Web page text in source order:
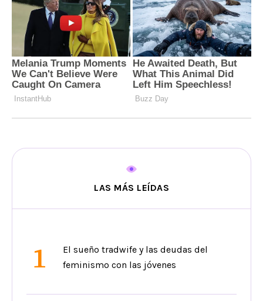
LAS MÁS LEÍDAS
1
El sueño tradwife y las deudas del
feminismo con las jóvenes